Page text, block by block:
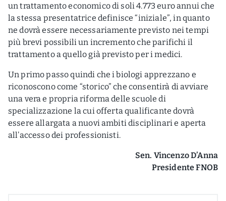
un trattamento economico di soli 4.773 euro annui che
la stessa presentatrice definisce “iniziale”, in quanto
ne dovrà essere necessariamente previsto nei tempi
più brevi possibili un incremento che parifichi il
trattamento a quello già previsto per i medici.
Un primo passo quindi che i biologi apprezzano e
riconoscono come “storico” che consentirà di avviare
una vera e propria riforma delle scuole di
specializzazione la cui offerta qualificante dovrà
essere allargata a nuovi ambiti disciplinari e aperta
all’accesso dei professionisti.
Sen. Vincenzo D’Anna
Presidente FNOB